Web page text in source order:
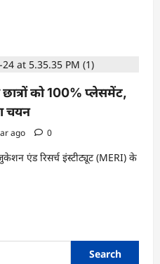
को 100% प्लेसमेंट,
चयन
ago 0
एंड रिसर्च इंस्टीट्यूट (MERI) के